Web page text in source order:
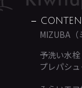
MIZUBA（
予洗い水栓
プレパシュ